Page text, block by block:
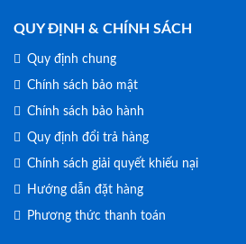
QUY ĐỊNH & CHÍNH SÁCH
Quy định chung
Chính sách bảo mật
Chính sách bảo hành
Quy định đổi trả hàng
Chính sách giải quyết khiếu nại
Hướng dẫn đặt hàng
Phương thức thanh toán